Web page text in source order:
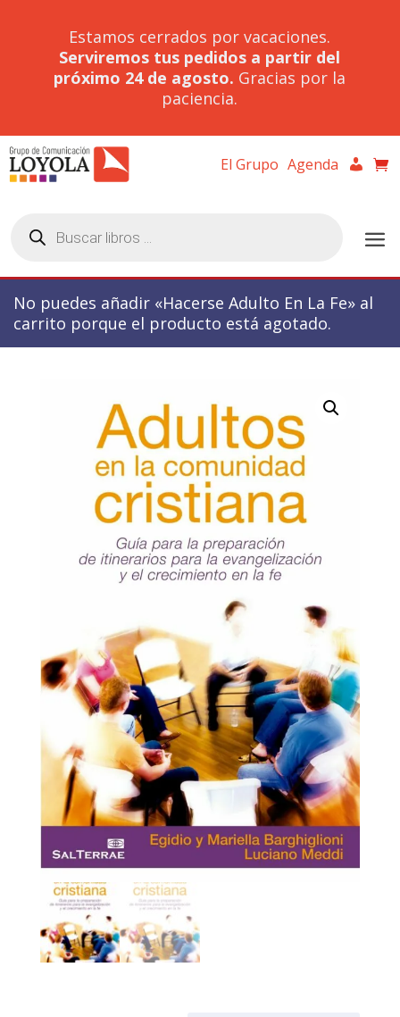
Estamos cerrados por vacaciones.
Serviremos tus pedidos a partir del
próximo 24 de agosto. Gracias por la
paciencia.
El Grupo Agenda
productos
No puedes añadir «Hacerse Adulto En La Fe» al
carrito porque el producto está agotado.